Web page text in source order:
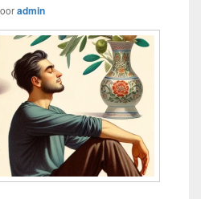
admin